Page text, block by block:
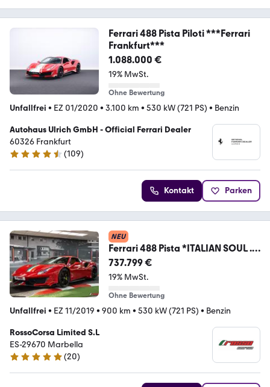
Ferrari 488 Pista Piloti ***Ferrari
Frankfurt***
1.088.000 €
19% MwSt.
Ohne Bewertung
Unfallfrei • EZ 01/2020 • 3.100 km • 530 kW (721 PS) • Benzin
Autohaus Ulrich GmbH - Official Ferrari Dealer
60326 Frankfurt
4.5 Sterne
(109)
Kontakt Parken
NEU
Ferrari 488 Pista *ITALIAN SOUL .
UNMATCHED PERFORMANCE*
737.799 €
19% MwSt.
Ohne Bewertung
Unfallfrei • EZ 11/2019 • 900 km • 530 kW (721 PS) • Benzin
RossoCorsa Limited S.L
ES-29670 Marbella
5 Sterne
(20)